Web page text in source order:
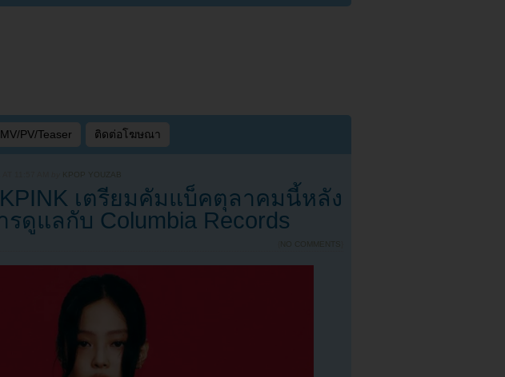
MV/PV/Teaser ติดต่อโฆษณา
KPOP YOUZAB
เตรียมคัมแบ็คตุลาคมนี้หลัง
ดูแลกับ Columbia Records
NO COMMENTS